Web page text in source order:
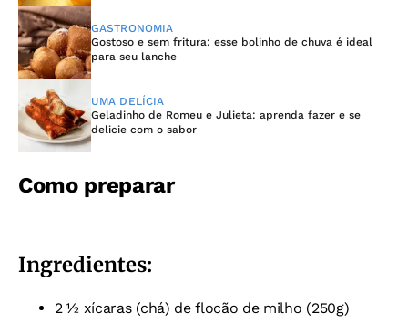
GASTRONOMIA
Gostoso e sem fritura: esse bolinho de chuva é ideal
para seu lanche
UMA DELÍCIA
Geladinho de Romeu e Julieta: aprenda fazer e se
delicie com o sabor
Como preparar
Ingredientes:
2 ½ xícaras (chá) de flocão de milho (250g)